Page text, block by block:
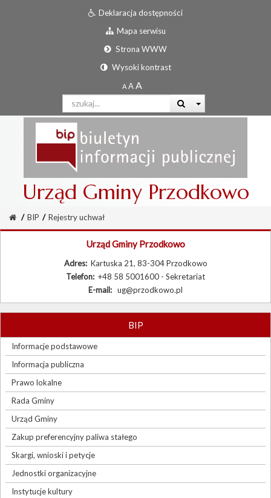
Deklaracja dostępności
Mapa serwisu
Strona WWW
Wysoki kontrast
Urząd Gminy Przodkowo
/ BIP / Rejestry uchwał
Urząd Gminy Przodkowo
Adres: Kartuska 21, 83-304 Przodkowo
Telefon: +48 58 5001600 - Sekretariat
E-mail: ug@przodkowo.pl
BIP
Informacje podstawowe
Informacja publiczna
Prawo lokalne
Rada Gminy
Urząd Gminy
Zakup preferencyjny paliwa stałego
Skargi, wnioski i petycje
Jednostki organizacyjne
Instytucje kultury